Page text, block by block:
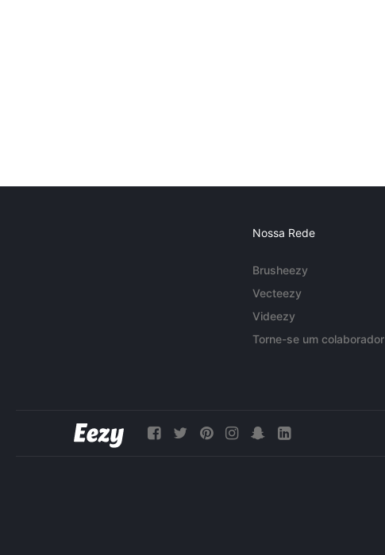
Nossa Rede
Brusheezy
Vecteezy
Videezy
Torne-se um colaborador